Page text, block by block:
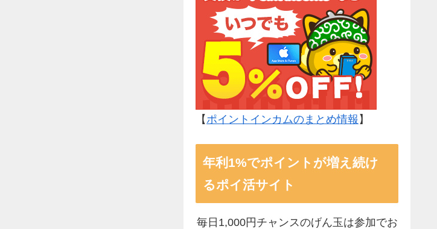
【 ポイントインカムのまとめ情報 】
年利1%でポイントが増え続け
るポイ活サイト
毎日1,000円チャンスのげん玉は参加でお